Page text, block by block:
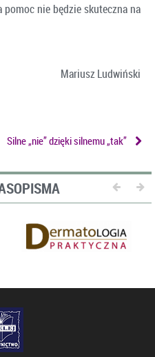
nie będzie skuteczna na
Mariusz Ludwiński
Silne „nie” dzięki silnemu „tak”